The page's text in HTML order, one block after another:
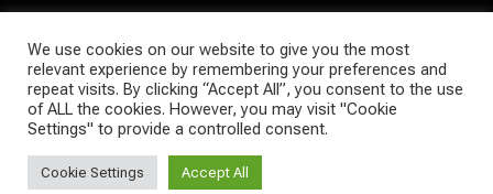
TERMS AND CONDITIONS PRIVACY POLICY SITEMAP
© Emigrants Life WordPress Theme by TagDiv
We use cookies on our website to give you the most
relevant experience by remembering your preferences and
repeat visits. By clicking “Accept All”, you consent to the use
of ALL the cookies. However, you may visit "Cookie
Settings" to provide a controlled consent.
Cookie Settings Accept All